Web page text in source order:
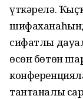
үткәрелә.
сифатлы
өсөн бөтөн
тантаналы